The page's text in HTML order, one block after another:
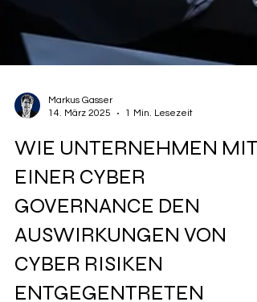
Markus Gasser
14. März 2025
1 Min. Lesezeit
WIE UNTERNEHMEN MIT
EINER CYBER
GOVERNANCE DEN
AUSWIRKUNGEN VON